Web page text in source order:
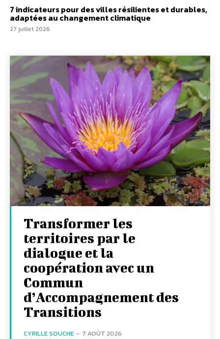
7 indicateurs pour des villes résilientes et durables,
adaptées au changement climatique
27 juillet 2026
Transformer les
territoires par le
dialogue et la
coopération avec un
Commun
d’Accompagnement des
Transitions
CYRILLE SOUCHE - 7 AOÛT 2026